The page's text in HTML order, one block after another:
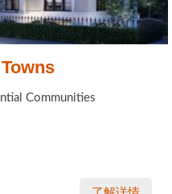
Communities